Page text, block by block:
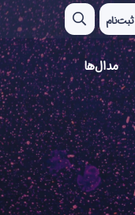
ثبت‌نام
مدال‌ها